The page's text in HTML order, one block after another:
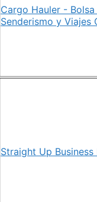
Cargo Hauler -
Senderismo y Viajes
Straight Up